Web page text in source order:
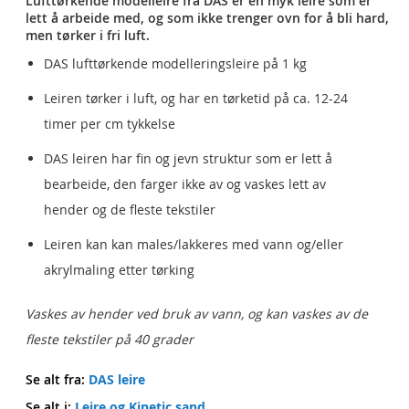
lett å arbeide med, og som ikke trenger ovn for å bli hard,
men tørker i fri luft.
DAS lufttørkende modelleringsleire på 1 kg
Leiren tørker i luft, og har en tørketid på ca. 12-24
timer per cm tykkelse
DAS leiren har fin og jevn struktur som er lett å
bearbeide, den farger ikke av og vaskes lett av
hender og de fleste tekstiler
Leiren kan kan males/lakkeres med vann og/eller
akrylmaling etter tørking
Vaskes av hender ved bruk av vann, og kan vaskes av de
fleste tekstiler på 40 grader
Se alt fra: DAS leire